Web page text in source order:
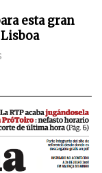
esta gran